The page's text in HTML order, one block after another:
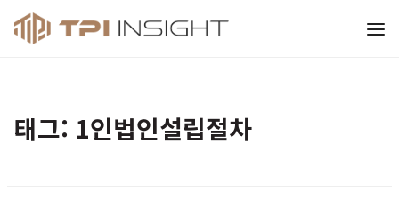
티피아이 인사이트
태그: 1인법인설립절차